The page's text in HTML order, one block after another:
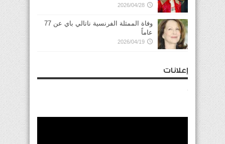
2026/04/28
وفاة الممثلة الفرنسية ناتالي باي عن 77
عاماً
2026/04/19
إعلانات